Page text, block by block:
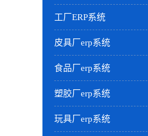
工厂ERP系统
皮具厂erp系统
食品厂erp系统
塑胶厂erp系统
玩具厂erp系统